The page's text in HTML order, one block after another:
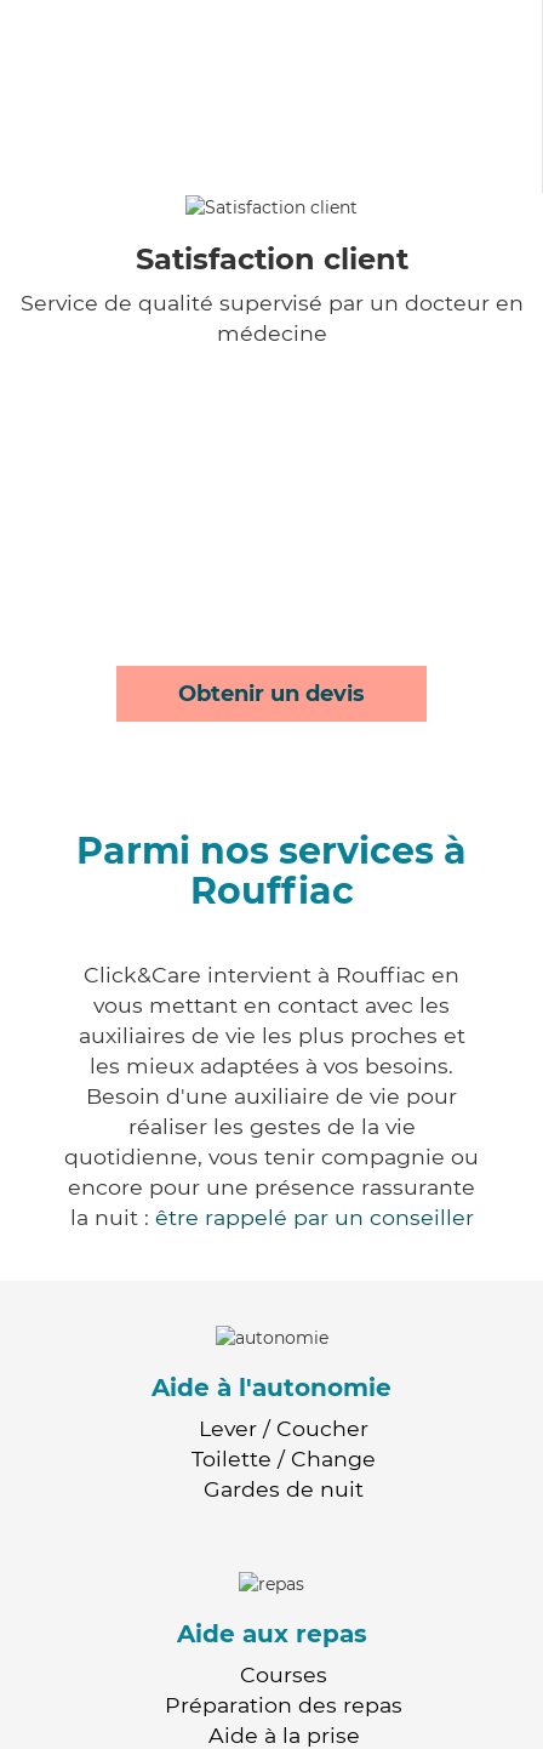
Satisfaction client
Service de qualité supervisé par un docteur en
médecine
Obtenir un devis
Parmi nos services à
Rouffiac
Click&Care intervient à Rouffiac en
vous mettant en contact avec les
auxiliaires de vie les plus proches et
les mieux adaptées à vos besoins.
Besoin d'une auxiliaire de vie pour
réaliser les gestes de la vie
quotidienne, vous tenir compagnie ou
encore pour une présence rassurante
la nuit : être rappelé par un conseiller
Aide à l'autonomie
Lever / Coucher
Toilette / Change
Gardes de nuit
Aide aux repas
Courses
Préparation des repas
Aide à la prise